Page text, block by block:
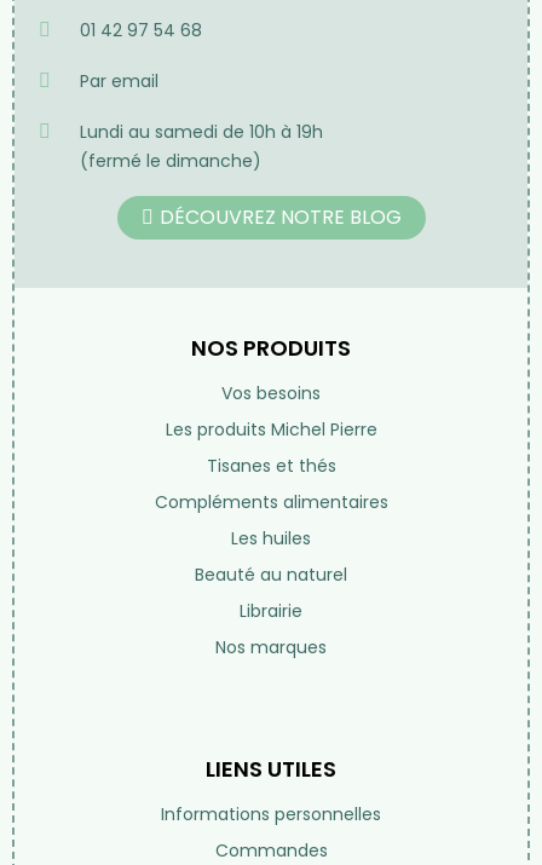
01 42 97 54 68
Par email
Lundi au samedi de 10h à 19h
(fermé le dimanche)
DÉCOUVREZ NOTRE BLOG
NOS PRODUITS
Vos besoins
Les produits Michel Pierre
Tisanes et thés
Compléments alimentaires
Les huiles
Beauté au naturel
Librairie
Nos marques
LIENS UTILES
Informations personnelles
Commandes